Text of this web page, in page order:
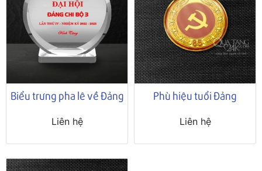
Biểu trưng pha lê về Đảng
Liên hệ
Phù hiệu tuổi Đảng
Liên hệ